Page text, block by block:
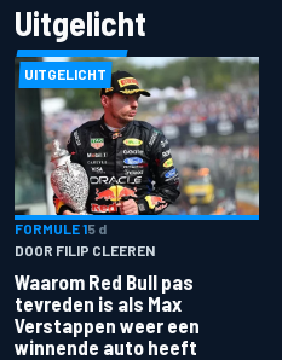
Uitgelicht
UITGELICHT
FORMULE 15 d
DOOR FILIP CLEEREN
Waarom Red Bull pas
tevreden is als Max
Verstappen weer een
winnende auto heeft